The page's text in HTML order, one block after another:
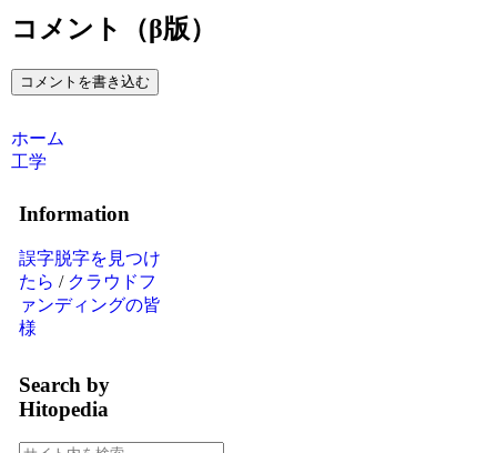
コメント（β版）
コメントを書き込む
ホーム
工学
Information
誤字脱字を見つけ
たら / クラウドフ
ァンディングの皆
様
Search by
Hitopedia